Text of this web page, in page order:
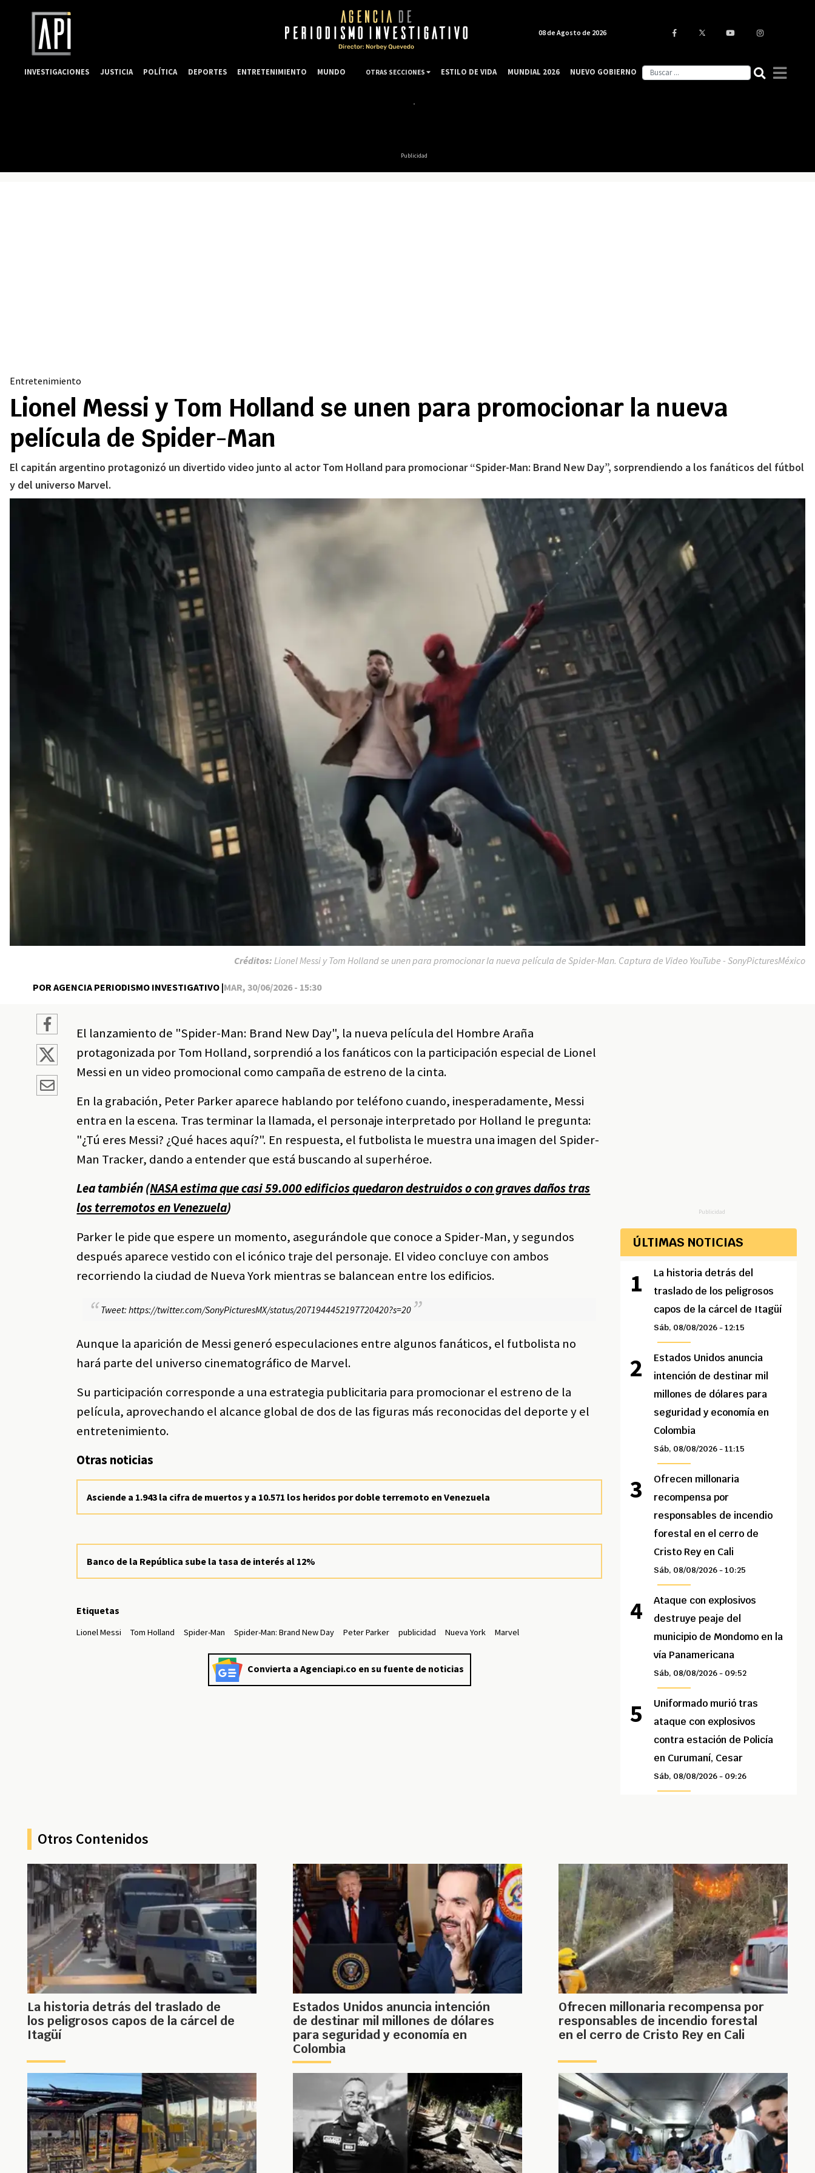
Publicidad
Entretenimiento
Lionel Messi y Tom Holland se unen para promocionar la nueva
película de Spider-Man
El capitán argentino protagonizó un divertido video junto al actor Tom Holland para promocionar “Spider-Man: Brand New Day”, sorprendiendo a los fanáticos del fútbol
y del universo Marvel.
POR AGENCIA PERIODISMO INVESTIGATIVO |MAR, 30/06/2026 - 15:30
Créditos: Lionel Messi y Tom Holland se unen para promocionar la nueva película de Spider-Man. Captura de Video YouTube - SonyPicturesMéxico
El lanzamiento de "Spider-Man: Brand New Day", la nueva película del Hombre Araña
protagonizada por Tom Holland, sorprendió a los fanáticos con la participación especial de Lionel
Messi en un video promocional como campaña de estreno de la cinta.
En la grabación, Peter Parker aparece hablando por teléfono cuando, inesperadamente, Messi
entra en la escena. Tras terminar la llamada, el personaje interpretado por Holland le pregunta:
"¿Tú eres Messi? ¿Qué haces aquí?". En respuesta, el futbolista le muestra una imagen del Spider-
Man Tracker, dando a entender que está buscando al superhéroe.
Lea también (NASA estima que casi 59.000 edificios quedaron destruidos o con graves daños tras
los terremotos en Venezuela)
Parker le pide que espere un momento, asegurándole que conoce a Spider-Man, y segundos
después aparece vestido con el icónico traje del personaje. El video concluye con ambos
recorriendo la ciudad de Nueva York mientras se balancean entre los edificios.
Tweet: https://twitter.com/SonyPicturesMX/status/2071944452197720420?s=20
Aunque la aparición de Messi generó especulaciones entre algunos fanáticos, el futbolista no
hará parte del universo cinematográfico de Marvel.
Su participación corresponde a una estrategia publicitaria para promocionar el estreno de la
película, aprovechando el alcance global de dos de las figuras más reconocidas del deporte y el
entretenimiento.
Otras noticias
Asciende a 1.943 la cifra de muertos y a 10.571 los heridos por doble terremoto en Venezuela
Banco de la República sube la tasa de interés al 12%
Etiquetas
Lionel Messi Tom Holland Spider-Man Spider-Man: Brand New Day Peter Parker publicidad Nueva York Marvel
Convierta a Agenciapi.co en su fuente de noticias
Publicidad
ÚLTIMAS NOTICIAS
La historia detrás del
traslado de los peligrosos
capos de la cárcel de Itagüí
Sáb, 08/08/2026 - 12:15
Estados Unidos anuncia
intención de destinar mil
millones de dólares para
seguridad y economía en
Colombia
Sáb, 08/08/2026 - 11:15
Ofrecen millonaria
recompensa por
responsables de incendio
forestal en el cerro de
Cristo Rey en Cali
Sáb, 08/08/2026 - 10:25
Ataque con explosivos
destruye peaje del
municipio de Mondomo en la
vía Panamericana
Sáb, 08/08/2026 - 09:52
Uniformado murió tras
ataque con explosivos
contra estación de Policía
en Curumaní, Cesar
Sáb, 08/08/2026 - 09:26
Otros Contenidos
La historia detrás del traslado de
los peligrosos capos de la cárcel de
Itagüí
Estados Unidos anuncia intención
de destinar mil millones de dólares
para seguridad y economía en
Colombia
Ofrecen millonaria recompensa por
responsables de incendio forestal
en el cerro de Cristo Rey en Cali
08 de Agosto de 2026
INVESTIGACIONES JUSTICIA POLÍTICA DEPORTES ENTRETENIMIENTO MUNDO OTRAS SECCIONES ESTILO DE VIDA MUNDIAL 2026 NUEVO GOBIERNO